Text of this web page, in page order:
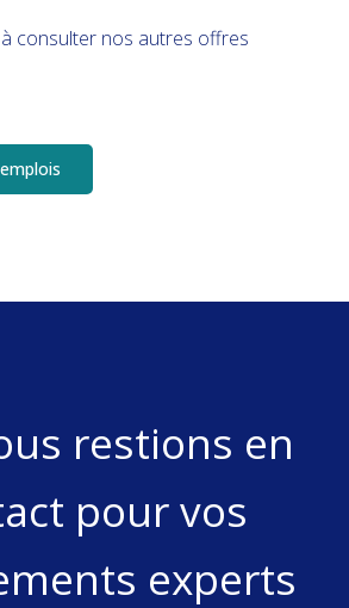
consulter nos autres offres
restions en
pour vos
experts